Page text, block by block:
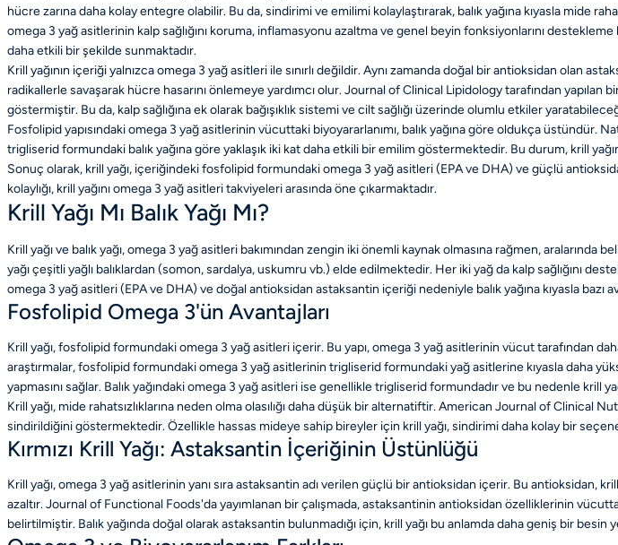
hücre zarına daha kolay entegre olabilir. Bu da, sindirimi ve emilimi kolaylaştırarak, balık yağına kıyasla mide
omega 3 yağ asitlerinin kalp sağlığını koruma, inflamasyonu azaltma ve genel beyin fonksiyonlarını
daha etkili bir şekilde sunmaktadır.
Krill yağının içeriği yalnızca omega 3 yağ asitleri ile sınırlı değildir. Aynı zamanda doğal bir antioksidan olan
radikallerle savaşarak hücre hasarını önlemeye yardımcı olur. Journal of Clinical Lipidology tarafından
göstermiştir. Bu da, kalp sağlığına ek olarak bağışıklık sistemi ve cilt sağlığı üzerinde olumlu etkiler
Fosfolipid yapısındaki omega 3 yağ asitlerinin vücuttaki biyoyararlanımı, balık yağına göre oldukça
trigliserid formundaki balık yağına göre yaklaşık iki kat daha etkili bir emilim göstermektedir. Bu durum, krill
Sonuç olarak, krill yağı, içeriğindeki fosfolipid formundaki omega 3 yağ asitleri (EPA ve DHA) ve güçlü
kolaylığı, krill yağını omega 3 yağ asitleri takviyeleri arasında öne çıkarmaktadır.
Krill Yağı Mı Balık Yağı Mı?
Krill yağı ve balık yağı, omega 3 yağ asitleri bakımından zengin iki önemli kaynak olmasına rağmen,
yağı çeşitli yağlı balıklardan (somon, sardalya, uskumru vb.) elde edilmektedir. Her iki yağ da kalp sağlığını
omega 3 yağ asitleri (EPA ve DHA) ve doğal antioksidan astaksantin içeriği nedeniyle balık yağına kıyasla bazı
Fosfolipid Omega 3'ün Avantajları
Krill yağı, fosfolipid formundaki omega 3 yağ asitleri içerir. Bu yapı, omega 3 yağ asitlerinin vücut tarafından
araştırmalar, fosfolipid formundaki omega 3 yağ asitlerinin trigliserid formundaki yağ asitlerine kıyasla daha
yapmasını sağlar. Balık yağındaki omega 3 yağ asitleri ise genellikle trigliserid formundadır ve bu nedenle krill
Krill yağı, mide rahatsızlıklarına neden olma olasılığı daha düşük bir alternatiftir. American Journal of Clinical
sindirildiğini göstermektedir. Özellikle hassas mideye sahip bireyler için krill yağı, sindirimi daha kolay bir
Kırmızı Krill Yağı: Astaksantin İçeriğinin Üstünlüğü
Krill yağı, omega 3 yağ asitlerinin yanı sıra astaksantin adı verilen güçlü bir antioksidan içerir. Bu antioksidan,
azaltır. Journal of Functional Foods'da yayımlanan bir çalışmada, astaksantinin antioksidan özelliklerinin
belirtilmiştir. Balık yağında doğal olarak astaksantin bulunmadığı için, krill yağı bu anlamda daha geniş bir besin